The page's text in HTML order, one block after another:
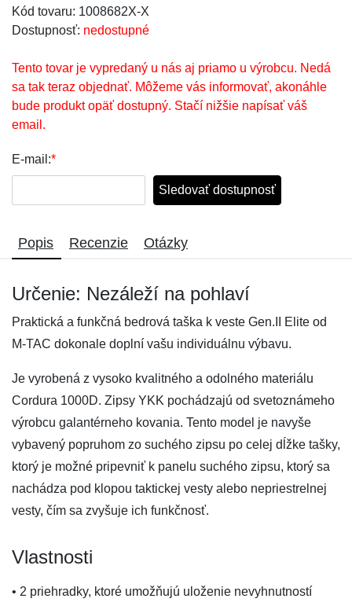
Kód tovaru: 1008682X-X
Dostupnosť: nedostupné
Tento tovar je vypredaný u nás aj priamo u výrobcu. Nedá
sa tak teraz objednať. Môžeme vás informovať, akonáhle
bude produkt opäť dostupný. Stačí nižšie napísať váš
email.
E-mail:*
Sledovať dostupnosť
Popis Recenzie Otázky
Určenie: Nezáleží na pohlaví
Praktická a funkčná bedrová taška k veste Gen.II Elite od
M-TAC dokonale doplní vašu individuálnu výbavu.
Je vyrobená z vysoko kvalitného a odolného materiálu
Cordura 1000D. Zipsy YKK pochádzajú od svetoznámeho
výrobcu galantérneho kovania. Tento model je navyše
vybavený popruhom zo suchého zipsu po celej dĺžke tašky,
ktorý je možné pripevniť k panelu suchého zipsu, ktorý sa
nachádza pod klopou taktickej vesty alebo nepriestrelnej
vesty, čím sa zvyšuje ich funkčnosť.
Vlastnosti
• 2 priehradky, ktoré umožňujú uloženie nevyhnutností